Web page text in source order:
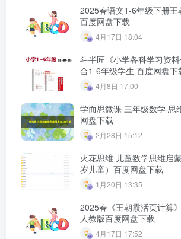
2025春语文1-6年级下册王
百度网盘下载
4月17日 18:04
斗半匠《小学各科学习资
合1-6年级学生 百度网盘下
4月8日 17:00
学而思微课 三年级数学 思
网盘下载
2月28日 15:12
火花思维 儿童数学思维启
岁儿童）百度网盘下载
1月20日 13:35
2025春《王朝霞活页计算
人教版百度网盘下载
4月17日 17:52